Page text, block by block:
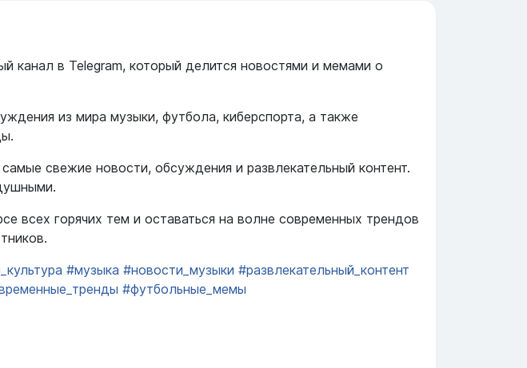
канал в Telegram, который делится новостями и мемами о
из мира музыки, футбола, киберспорта, а также
свежие новости, обсуждения и развлекательный контент.
всех горячих тем и оставаться на волне современных трендов
#музыка #новости_музыки #развлекательный_контент
#футбольные_мемы